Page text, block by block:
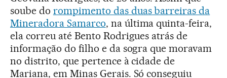
soube do rompimento das duas barreiras da
Mineradora Samarco, na última quinta-feira,
ela correu até Bento Rodrigues atrás de
informação do filho e da sogra que moravam
no distrito, que pertence à cidade de
Mariana, em Minas Gerais. Só conseguiu